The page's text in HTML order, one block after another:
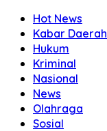
Hot News
Kabar Daerah
Hukum
Kriminal
Nasional
News
Olahraga
Sosial